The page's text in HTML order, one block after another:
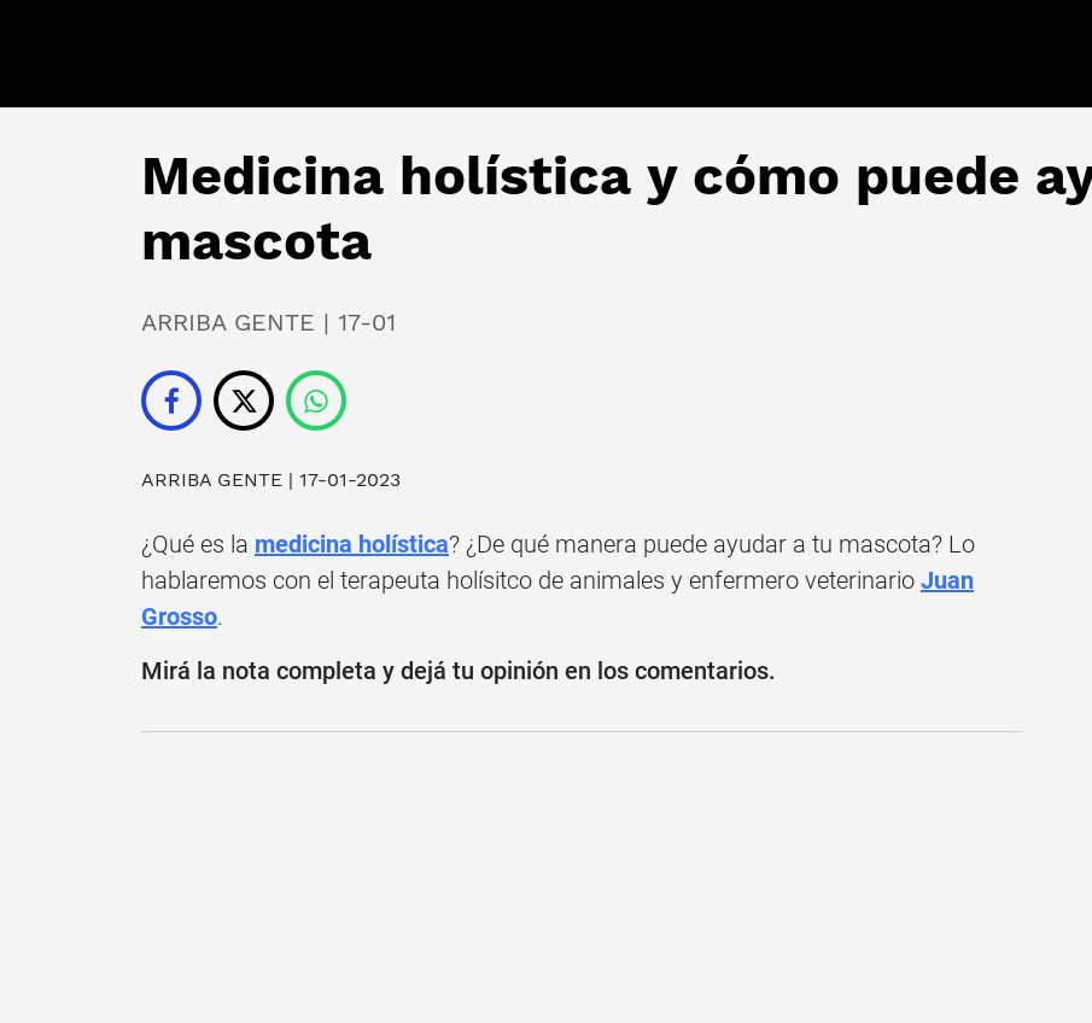
Medicina holística y cómo puede
mascota
ARRIBA GENTE | 17-01
ARRIBA GENTE | 17-01-2023
¿Qué es la medicina holística? ¿De qué manera puede ayudar a tu mascota? Lo
hablaremos con el terapeuta holísitco de animales y enfermero veterinario Juan
Grosso.
Mirá la nota completa y dejá tu opinión en los comentarios.